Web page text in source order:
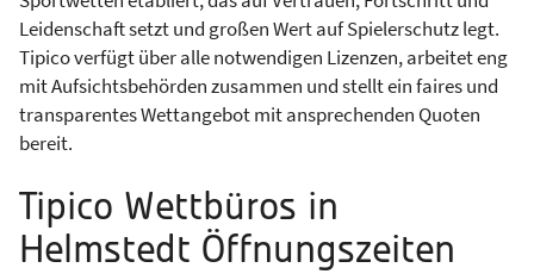
Leidenschaft setzt und großen Wert auf Spielerschutz legt.
Tipico verfügt über alle notwendigen Lizenzen, arbeitet eng
mit Aufsichtsbehörden zusammen und stellt ein faires und
transparentes Wettangebot mit ansprechenden Quoten
bereit.
Tipico Wettbüros in
Helmstedt Öffnungszeiten